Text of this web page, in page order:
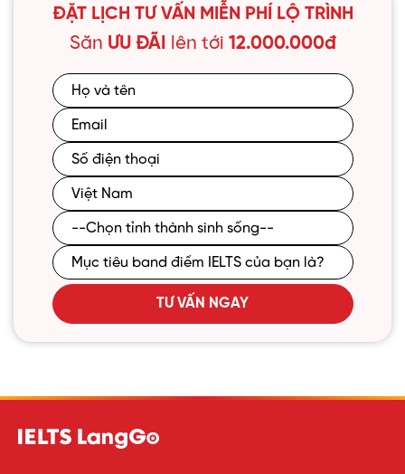
ĐẶT LỊCH TƯ VẤN MIỄN PHÍ LỘ TRÌNH
Săn ƯU ĐÃI lên tới 12.000.000đ
TƯ VẤN NGAY